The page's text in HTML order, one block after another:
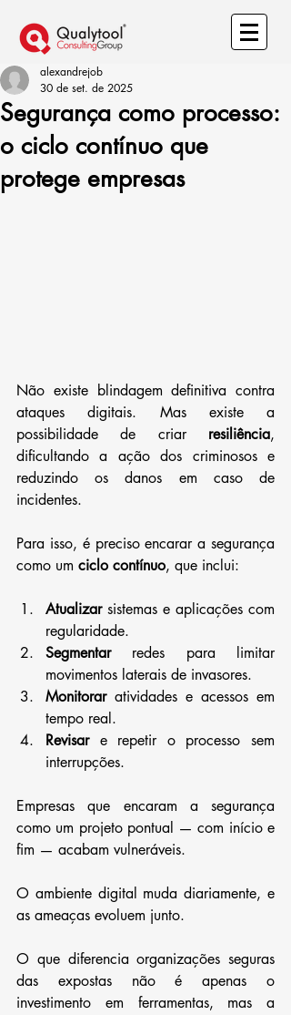
Segurança como processo:
o ciclo contínuo que
protege empresas
alexandrejob
30 de set. de 2025
Não existe blindagem definitiva contra
ataques digitais. Mas existe a
possibilidade de criar resiliência,
dificultando a ação dos criminosos e
reduzindo os danos em caso de
incidentes.
Para isso, é preciso encarar a segurança
como um ciclo contínuo, que inclui:
Atualizar sistemas e aplicações com
regularidade.
Segmentar redes para limitar
movimentos laterais de invasores.
Monitorar atividades e acessos em
tempo real.
Revisar e repetir o processo sem
interrupções.
Empresas que encaram a segurança
como um projeto pontual — com início e
fim — acabam vulneráveis.
O ambiente digital muda diariamente, e
as ameaças evoluem junto.
O que diferencia organizações seguras
das expostas não é apenas o
investimento em ferramentas, mas a